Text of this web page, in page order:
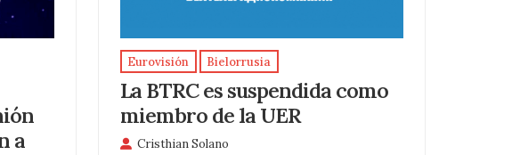
a
Eurovisión Bielorrusia
La BTRC es suspendida como
miembro de la UER
Cristhian Solano